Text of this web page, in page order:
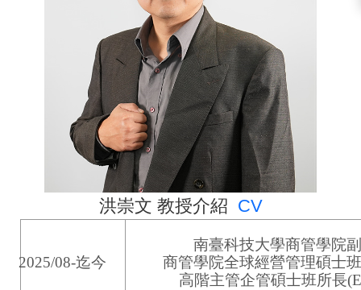
洪崇文 教授介紹 CV
2025/08-迄今
南臺科技大學商管學院
商管學院全球經營管理碩士班
高階主管企管碩士班所長